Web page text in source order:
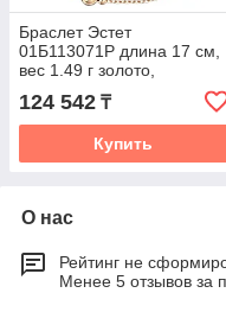
Браслет Эстет
01Б113071Р длина 17 см,
вес 1.49 г золото,
плетение якорное
124 542 ₸
Купить
О нас
Рейтинг не
Менее 5 отзывов за